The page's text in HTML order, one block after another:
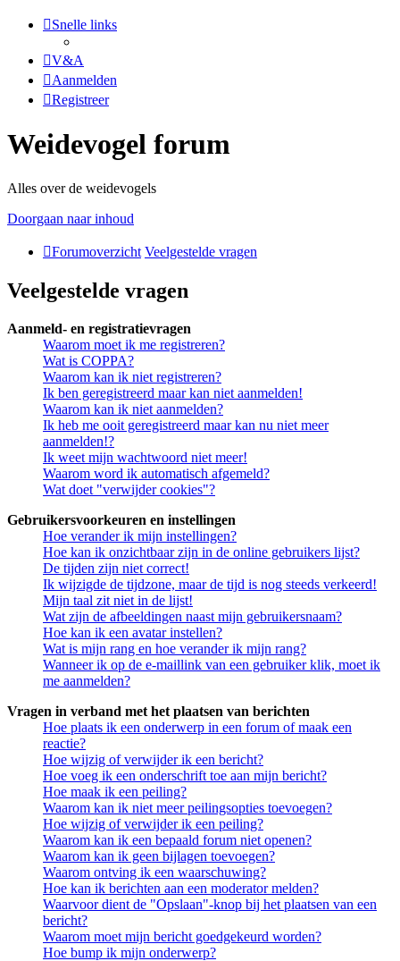
Snelle links
V&A
Aanmelden
Registreer
Weidevogel forum
Alles over de weidevogels
Doorgaan naar inhoud
Forumoverzicht Veelgestelde vragen
Veelgestelde vragen
Aanmeld- en registratievragen
Waarom moet ik me registreren?
Wat is COPPA?
Waarom kan ik niet registreren?
Ik ben geregistreerd maar kan niet aanmelden!
Waarom kan ik niet aanmelden?
Ik heb me ooit geregistreerd maar kan nu niet meer
aanmelden!?
Ik weet mijn wachtwoord niet meer!
Waarom word ik automatisch afgemeld?
Wat doet "verwijder cookies"?
Gebruikersvoorkeuren en instellingen
Hoe verander ik mijn instellingen?
Hoe kan ik onzichtbaar zijn in de online gebruikers lijst?
De tijden zijn niet correct!
Ik wijzigde de tijdzone, maar de tijd is nog steeds verkeerd!
Mijn taal zit niet in de lijst!
Wat zijn de afbeeldingen naast mijn gebruikersnaam?
Hoe kan ik een avatar instellen?
Wat is mijn rang en hoe verander ik mijn rang?
Wanneer ik op de e-maillink van een gebruiker klik, moet ik
me aanmelden?
Vragen in verband met het plaatsen van berichten
Hoe plaats ik een onderwerp in een forum of maak een
reactie?
Hoe wijzig of verwijder ik een bericht?
Hoe voeg ik een onderschrift toe aan mijn bericht?
Hoe maak ik een peiling?
Waarom kan ik niet meer peilingsopties toevoegen?
Hoe wijzig of verwijder ik een peiling?
Waarom kan ik een bepaald forum niet openen?
Waarom kan ik geen bijlagen toevoegen?
Waarom ontving ik een waarschuwing?
Hoe kan ik berichten aan een moderator melden?
Waarvoor dient de "Opslaan"-knop bij het plaatsen van een
bericht?
Waarom moet mijn bericht goedgekeurd worden?
Hoe bump ik mijn onderwerp?